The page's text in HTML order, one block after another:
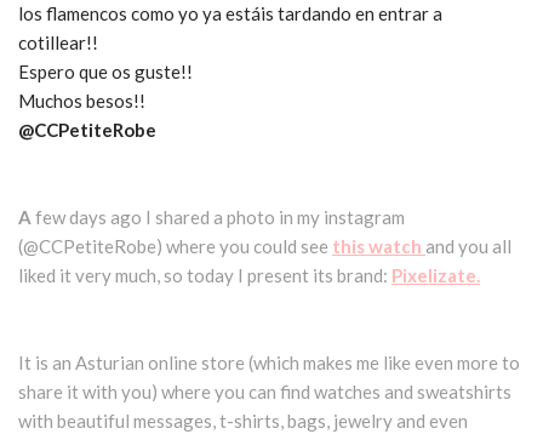
los flamencos como yo ya estáis tardando en entrar a
cotillear!!
Espero que os guste!!
Muchos besos!!
@CCPetiteRobe
A few days ago I shared a photo in my instagram
(@CCPetiteRobe) where you could see this watch and you all
liked it very much, so today I present its brand: Pixelizate.
It is an Asturian online store (which makes me like even more to
share it with you) where you can find watches and sweatshirts
with beautiful messages, t-shirts, bags, jewelry and even